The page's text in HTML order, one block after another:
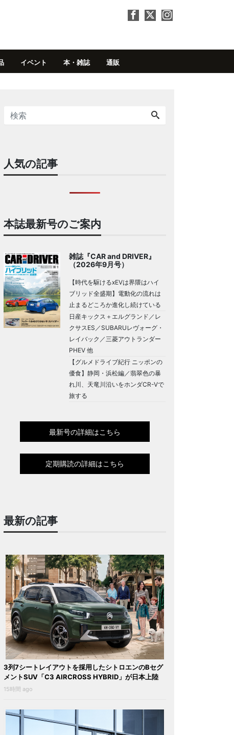
イベント 本・雑誌 通販
人気の記事
本誌最新号のご案内
雑誌『CAR and DRIVER』
（2026年9月号）
【時代を駆けるxEVは界隈はハイ
ブリッド全盛期】電動化の流れは
止まるどころか進化し続けている
日産キックス＋エルグランド／レ
クサスES／SUBARUレヴォーグ・
レイバック／三菱アウトランダー
PHEV 他
【グルメドライブ紀行 ニッポンの
優食】静岡・浜松編／翡翠色の暴
れ川、天竜川沿いをホンダCR-Vで
旅する
最新号の詳細はこちら
定期購読の詳細はこちら
最新の記事
3列7シートレイアウトを採用したシトロエンのBセグ
メントSUV「C3 AIRCROSS HYBRID」が日本上陸
15時間 ago